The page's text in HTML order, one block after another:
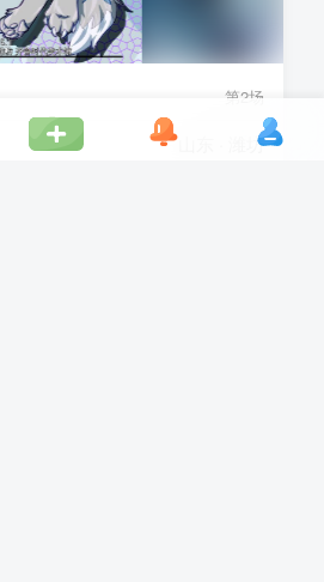
第2场
山东 · 潍坊